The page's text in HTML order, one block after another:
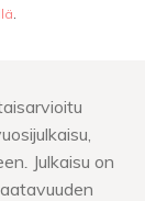
.
. Julkaisu on